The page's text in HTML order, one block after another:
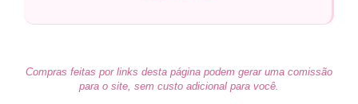
Compras feitas por links desta página podem gerar uma comissão
para o site, sem custo adicional para você.